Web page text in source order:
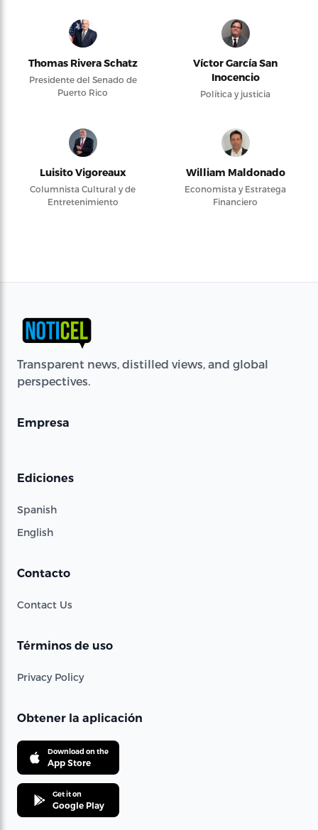
Thomas Rivera Schatz
Presidente del Senado de
Puerto Rico
Víctor García San
Inocencio
Política y justicia
Luisito Vigoreaux
Columnista Cultural y de
Entretenimiento
William Maldonado
Economista y Estratega
Financiero
Transparent news, distilled views, and global
perspectives.
Empresa
Ediciones
Spanish
English
Contacto
Contact Us
Términos de uso
Privacy Policy
Obtener la aplicación
Download on the
App Store
Get it on
Google Play